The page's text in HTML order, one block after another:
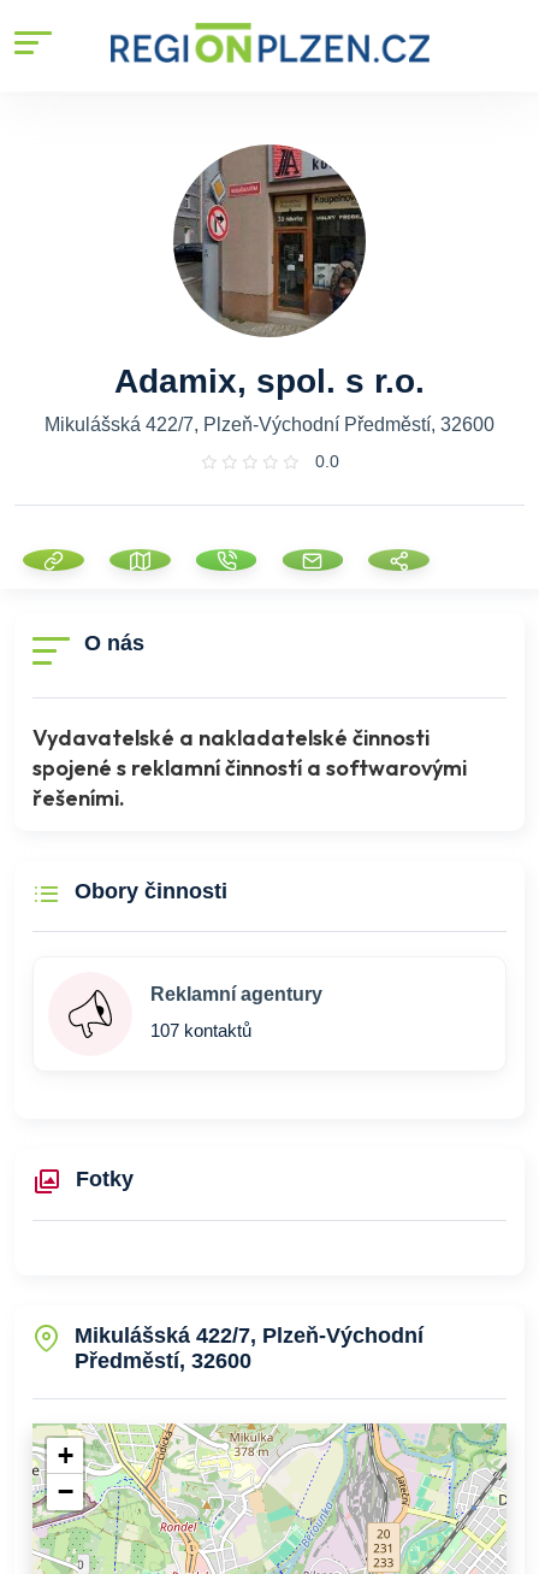
Adamix, spol. s r.o.
Mikulášská 422/7, Plzeň-Východní Předměstí, 32600
0.0
O nás
Vydavatelské a nakladatelské činnosti
spojené s reklamní činností a softwarovými
řešeními.
Obory činnosti
Reklamní agentury
107 kontaktů
Fotky
Mikulášská 422/7, Plzeň-Východní
Předměstí, 32600
+
−